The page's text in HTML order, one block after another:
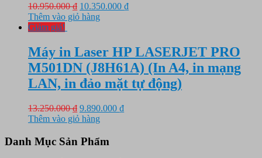
10.950.000₫ Giá
gốc
10.350.000 ₫Giá
10.350.000 ₫.
Thêm vào giỏ hàng
Giảm giá!
Máy in Laser HP LASERJET PRO
M501DN (J8H61A) (In A4, in mạng
LAN, in đảo mặt tự động)
13.250.000₫ Giá
gốc
13.250.000 ₫.
9.890.000 ₫Giá
Thêm vào giỏ hàng
Danh Mục Sản Phẩm